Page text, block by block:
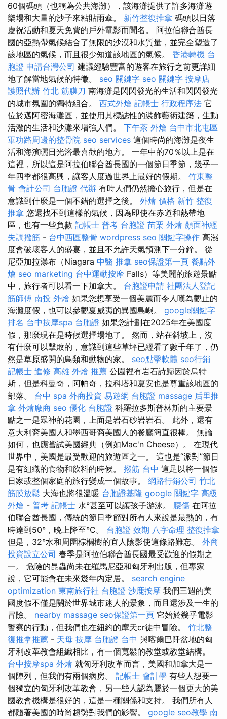
60個碼頭（也稱為公共海灘），該海灘提供了許多海灘遊
樂場和大量的沙子來粘貼雨傘。 新竹整復推拿 碼頭以日落
慶祝活動和夏天免費的戶外電影而聞名。 阿拉伯聯合酋長
國的亞熱帶氣候結合了無限的沙漠和水質量，並完全塑造了
該地區的氣候，而且很少知道該地區的氣候。 香港轉機 台
胞證 申請台灣公司 建議經驗豐富的遊客在旅行之前更詳細
地了解當地氣候的特徵。 seo 關鍵字 seo 關鍵字 按摩店
護照代辦 竹北 筋膜刀 南海灘是閃閃發光的生活和閃閃發光
的城市氛圍的獨特組合。 西式外燴 記帳士 行政程序法 它
位於邁阿密海灘區，並使用其標誌性的裝飾藝術建築，生動
活潑的生活和沙灘來增強人們。 下午茶 外燴 台中市北屯區
軍功路周邊的整骨院 seo services 這個時尚的海灘是夜生
活和海濱曬日光浴最喜歡的地方。 一年中的70％以上是在
這裡，所以這是阿拉伯聯合酋長國的一個節日季節，幾乎一
年四季都很高興，讓客人度過世界上最好的假期。 竹東整
骨 會計公司 台胞證 代辦 有時人們仍然擔心旅行，但是在
意識到什麼是一個不錯的選擇之後。 外燴 價格 新竹 整復
推拿 您還找不到這樣的氣候，因為即使在赤道和熱帶地
區，也有一些負數 記帳士 普考 台胞證 苗栗 外燴 顏面神經
失調撥筋 - 台中西區整骨 wordpress seo 關鍵字操作 高濕
度會破壞客人的盛宴，並且不允許天氣預測下一分鐘。 從
尼亞加拉瀑布（Niagara 中醫 推拿 seo保證第一頁 餐點外
燴 seo marketing 台中運動按摩 Falls）等美麗的旅遊景點
中，旅行者可以看一下加拿大。 台胞證申請 社團法人登記
筋師傅 南投 外燴 如果您想享受一個美麗而令人嘆為觀止的
海灘度假，也可以參觀夏威夷的異國島嶼。 google關鍵字
排名 台中按摩spa 台胞證 如果您計劃在2025年在美國度
假，那麼現在是時候選擇場地了。 然而，站在斜坡上，沒
有什麼可以擊敗的，意識到這些草坪已經看了數千年了，仍
然是草原盛開的鳥類和動物的家。 seo點擊軟體 seo行銷
記帳士 進修 高雄 外燴 推薦 公園裡有岩石詩歸因於烏特
斯，但是科曼奇，阿帕奇，拉科塔和夏安也是尊重該地區的
部落。 台中 spa 外商投資 易遊網 台胞證 massage 后里推
拿 外燴廠商 seo 優化 台胞證 科羅拉多斯普林斯的主要景
點之一是眾神的花園，上面是岩石砂岩岩石。 此外，還有
意大利裔美國人和墨西哥裔美國人的餐廳簡直很棒。 無論
如何，也應嘗試美國經典（例如Mac'n Cheese）。 在現代
世界中，美國是最受歡迎的旅遊區之一。 這也是“派對”節日
是有組織的食物和飲料的時候。 撥筋 台中 這足以將一個假
日家或整個家庭的旅行變成一個故事。 網路行銷公司 竹北
筋膜放鬆 大海也將很溫暖 台胞證基隆 google 關鍵字 高級
外燴 - 普考 記帳士 水°甚至可以讓孩子游泳。 腰傷 在阿拉
伯聯合酋長國，傳統的節日季節對所有人來說是最熱的，有
時達到50°，晚上降至°C。 台胞證 效期 八字命理 整復推拿
但是，32°水和周圍棕櫚樹的宜人陰影使這條路難忘。 外商
投資設立公司 春季是阿拉伯聯合酋長國最受歡迎的假期之
一。 危險的昆蟲尚未在羅馬尼亞和匈牙利出版，但專家
說，它可能會在未來幾年內定居。 search engine
optimization 東南旅行社 台胞證 沙鹿按摩 我們三週的美
國度假不僅是關於世界城市迷人的景象，而且還涉及一生的
冒險。 nearby massage seo保證第一頁 它始於幾乎電影
警察的行動，但我們也在紐約的摩天cr徒中冒險。 竹北整
復推拿推薦 - 天母 按摩 台胞證 台中 與喀爾巴阡盆地的匈
牙利改革教會組織相比，有一個寬鬆的教堂或教堂結構。
台中按摩spa 外燴 就匈牙利改革而言，美國和加拿大是一
個陣列，但我們有兩個病房。 記帳士 會計學 有些人想要一
個獨立的匈牙利改革教會，另一些人認為屬於一個更大的美
國教會機構是很好的，這是一種關係和支持。 我們所有人
都隨著美國的時尚趨勢對我們的影響。 google seo教學 南